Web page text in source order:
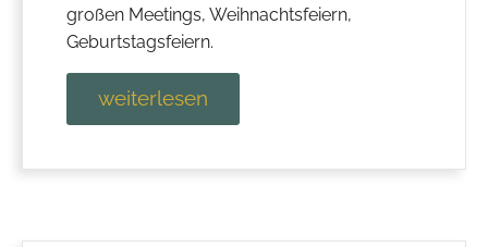
großen Meetings, Weihnachtsfeiern,
Geburtstagsfeiern.
weiterlesen